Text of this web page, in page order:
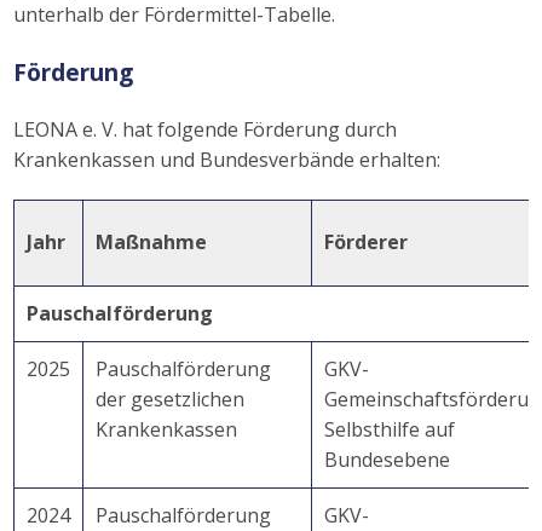
unterhalb der Fördermittel-Tabelle.
Förderung
LEONA e. V. hat folgende Förderung durch
Krankenkassen und Bundesverbände erhalten:
Jahr Maßnahme Förderer
Pauschalförderung
2025
Pauschalförderung
der gesetzlichen
Krankenkassen
GKV-
Selbsthilfe auf
Bundesebene
2024
Pauschalförderung
GKV-